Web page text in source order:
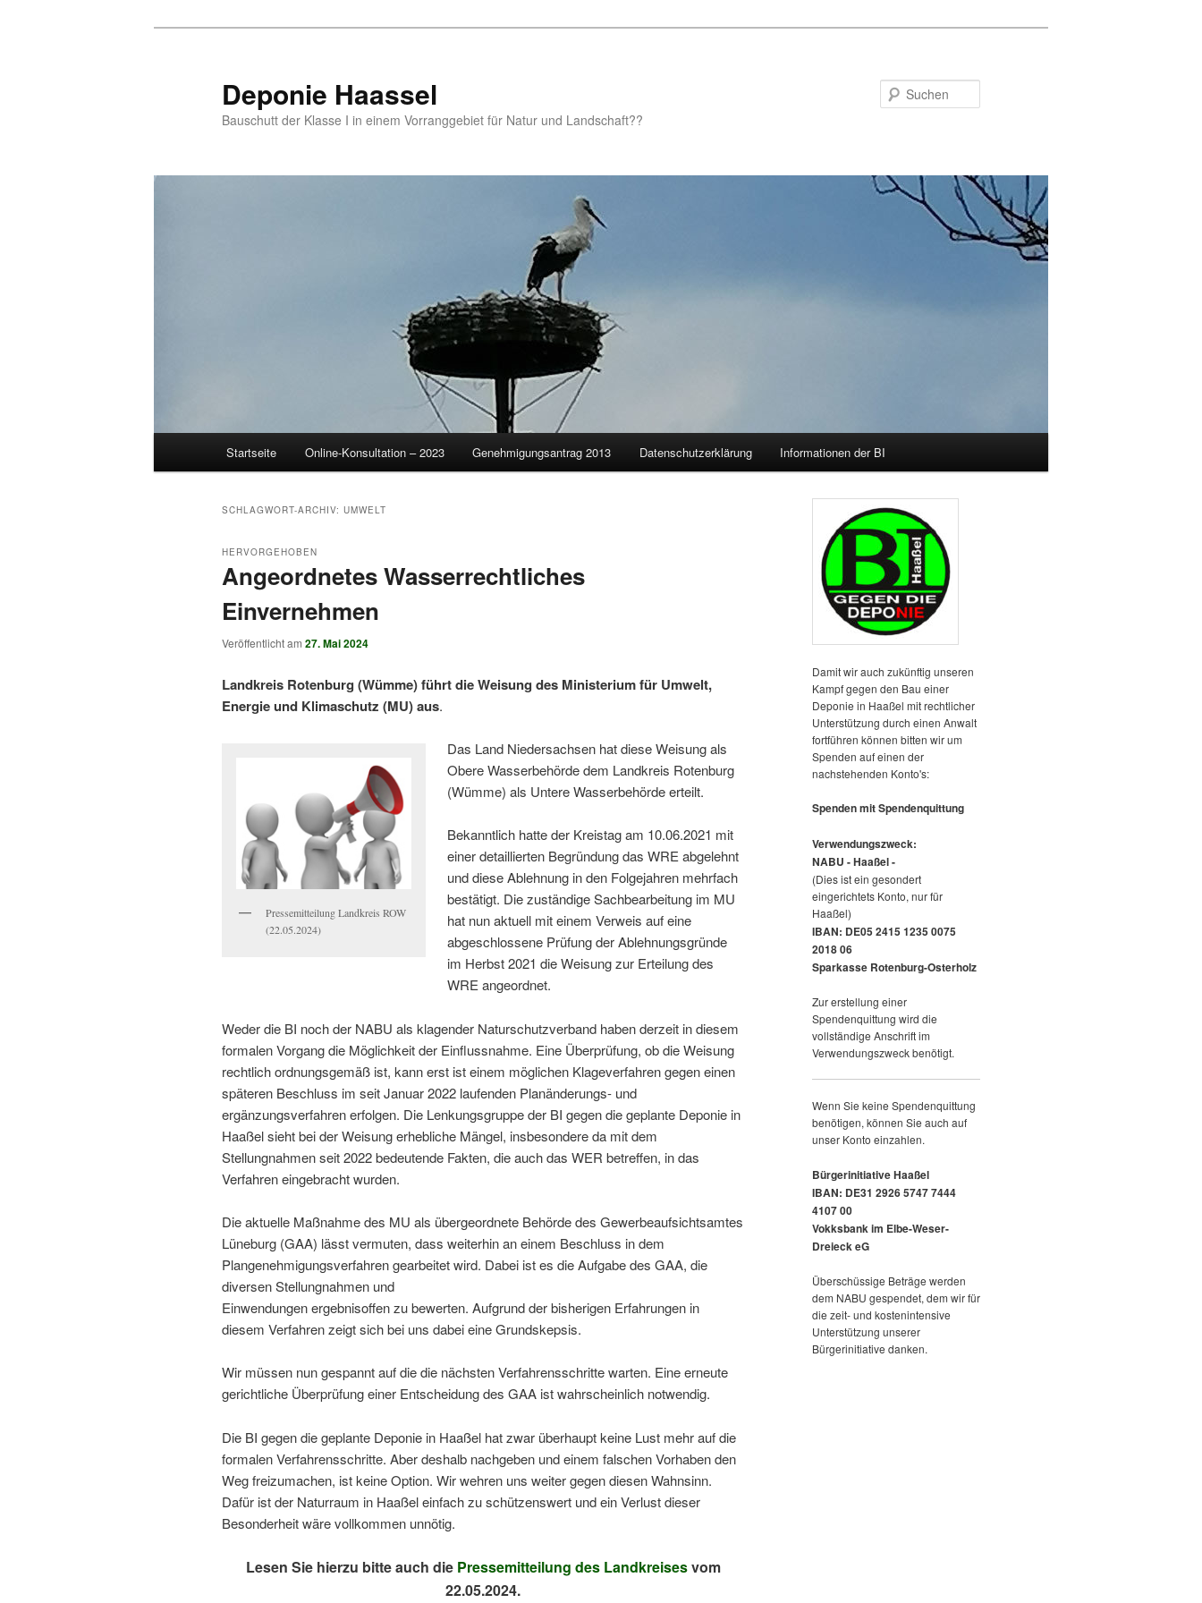
Deponie Haassel
Bauschutt der Klasse I in einem Vorranggebiet für Natur und Landschaft??
Startseite Online-Konsultation – 2023 Genehmigungsantrag 2013 Datenschutzerklärung Informationen der BI
SCHLAGWORT-ARCHIV: UMWELT
Angeordnetes Wasserrechtliches
Einvernehmen
HERVORGEHOBEN
Veröffentlicht am 27. Mai 2024
Landkreis Rotenburg (Wümme) führt die Weisung des Ministerium für Umwelt,
Energie und Klimaschutz (MU) aus.
Pressemitteilung Landkreis ROW
(22.05.2024)
Das Land Niedersachsen hat diese Weisung als
Obere Wasserbehörde dem Landkreis Rotenburg
(Wümme) als Untere Wasserbehörde erteilt.
Bekanntlich hatte der Kreistag am 10.06.2021 mit
einer detaillierten Begründung das WRE abgelehnt
und diese Ablehnung in den Folgejahren mehrfach
bestätigt. Die zuständige Sachbearbeitung im MU
hat nun aktuell mit einem Verweis auf eine
abgeschlossene Prüfung der Ablehnungsgründe
im Herbst 2021 die Weisung zur Erteilung des
WRE angeordnet.
Weder die BI noch der NABU als klagender Naturschutzverband haben derzeit in diesem
formalen Vorgang die Möglichkeit der Einflussnahme. Eine Überprüfung, ob die Weisung
rechtlich ordnungsgemäß ist, kann erst ist einem möglichen Klageverfahren gegen einen
späteren Beschluss im seit Januar 2022 laufenden Planänderungs- und
ergänzungsverfahren erfolgen. Die Lenkungsgruppe der BI gegen die geplante Deponie in
Haaßel sieht bei der Weisung erhebliche Mängel, insbesondere da mit dem
Stellungnahmen seit 2022 bedeutende Fakten, die auch das WER betreffen, in das
Verfahren eingebracht wurden.
Die aktuelle Maßnahme des MU als übergeordnete Behörde des Gewerbeaufsichtsamtes
Lüneburg (GAA) lässt vermuten, dass weiterhin an einem Beschluss in dem
Plangenehmigungsverfahren gearbeitet wird. Dabei ist es die Aufgabe des GAA, die
diversen Stellungnahmen und
Einwendungen ergebnisoffen zu bewerten. Aufgrund der bisherigen Erfahrungen in
diesem Verfahren zeigt sich bei uns dabei eine Grundskepsis.
Wir müssen nun gespannt auf die die nächsten Verfahrensschritte warten. Eine erneute
gerichtliche Überprüfung einer Entscheidung des GAA ist wahrscheinlich notwendig.
Die BI gegen die geplante Deponie in Haaßel hat zwar überhaupt keine Lust mehr auf die
formalen Verfahrensschritte. Aber deshalb nachgeben und einem falschen Vorhaben den
Weg freizumachen, ist keine Option. Wir wehren uns weiter gegen diesen Wahnsinn.
Dafür ist der Naturraum in Haaßel einfach zu schützenswert und ein Verlust dieser
Besonderheit wäre vollkommen unnötig.
Lesen Sie hierzu bitte auch die Pressemitteilung des Landkreisesvom
22.05.2024.
Damit wir auch zukünftig unseren
Kampf gegen den Bau einer
Deponie in Haaßel mit rechtlicher
Unterstützung durch einen Anwalt
fortführen können bitten wir um
Spenden auf einen der
nachstehenden Konto's:
Spenden mit Spendenquittung
Verwendungszweck:
NABU - Haaßel -
(Dies ist ein gesondert
eingerichtets Konto, nur für
Haaßel)
IBAN: DE05 2415 1235 0075
2018 06
Sparkasse Rotenburg-Osterholz
Zur erstellung einer
Spendenquittung wird die
vollständige Anschrift im
Verwendungszweck benötigt.
Wenn Sie keine Spendenquittung
benötigen, können Sie auch auf
unser Konto einzahlen.
Bürgerinitiative Haaßel
IBAN: DE31 2926 5747 7444
4107 00
Vokksbank im Elbe-Weser-
Dreieck eG
Überschüssige Beträge werden
dem NABU gespendet, dem wir für
die zeit- und kostenintensive
Unterstützung unserer
Bürgerinitiative danken.